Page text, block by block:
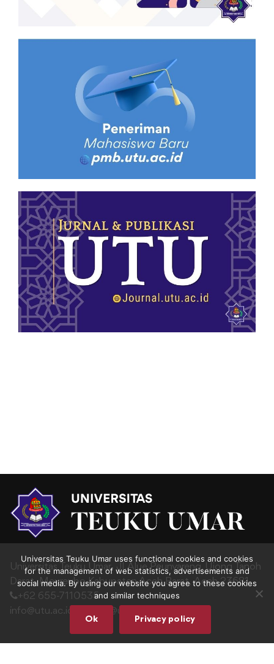
Universitas Teuku Umar, Jl. Alue Peunyareng, Ujong Tanoh
Darat, Meureubo,Kabupaten Aceh Barat, Aceh 23681
+62 655-7110535
info@utu.ac.id
humas@utu.ac.id
Universitas Teuku Umar uses functional cookies and cookies
for the management of web statistics, advertisements and
social media. By using our website you agree to these cookies
and similar techniques
Ok Privacy policy